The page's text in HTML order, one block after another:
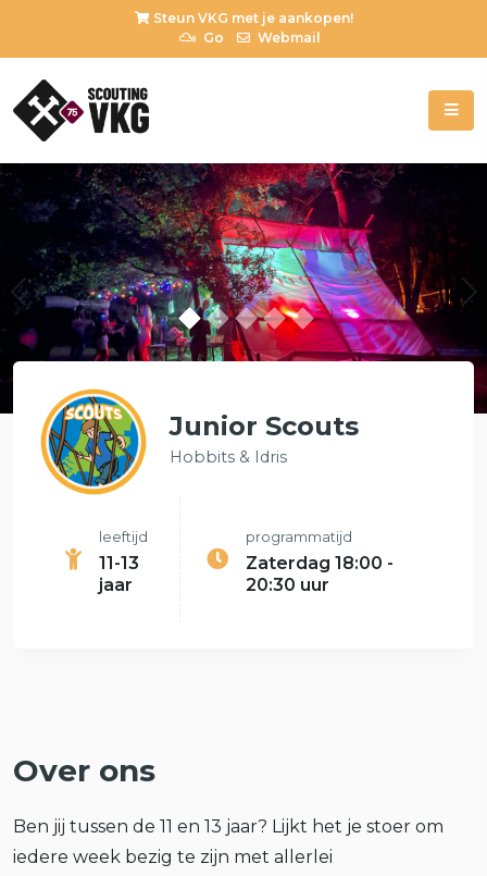
Steun VKG met je aankopen!
Go
Webmail
Previous
Junior Scouts
Hobbits & Idris
leeftijd
11-13
jaar
programmatijd
Zaterdag 18:00 -
20:30 uur
Over ons
Ben jij tussen de 11 en 13 jaar? Lijkt het je stoer om
iedere week bezig te zijn met allerlei